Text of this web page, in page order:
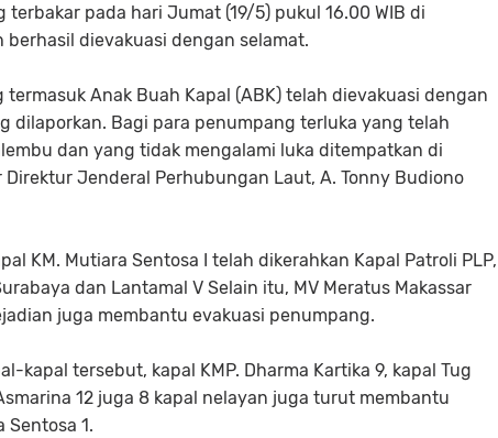
pada hari Jumat (19/5) pukul 16.00 WIB di
dievakuasi dengan selamat.
Anak Buah Kapal (ABK) telah dievakuasi dengan
dilaporkan. Bagi para penumpang terluka yang telah
dan yang tidak mengalami luka ditempatkan di
Jenderal Perhubungan Laut, A. Tonny Budiono
KM. Mutiara Sentosa I telah dikerahkan Kapal Patroli PLP,
dan Lantamal V Selain itu, MV Meratus Makassar
juga membantu evakuasi penumpang.
kapal tersebut, kapal KMP. Dharma Kartika 9, kapal Tug
12 juga 8 kapal nelayan juga turut membantu
Sentosa 1.